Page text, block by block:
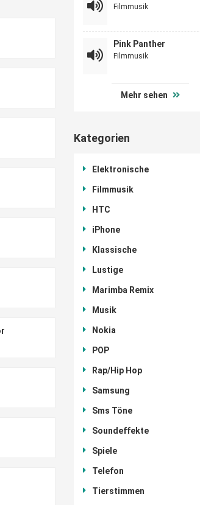
Filmmusik
Pink Panther
Filmmusik
Mehr sehen
Kategorien
Elektronische
Filmmusik
HTC
iPhone
Klassische
Lustige
Marimba Remix
Musik
Nokia
POP
Rap/Hip Hop
Samsung
Sms Töne
Soundeffekte
Spiele
Telefon
Tierstimmen